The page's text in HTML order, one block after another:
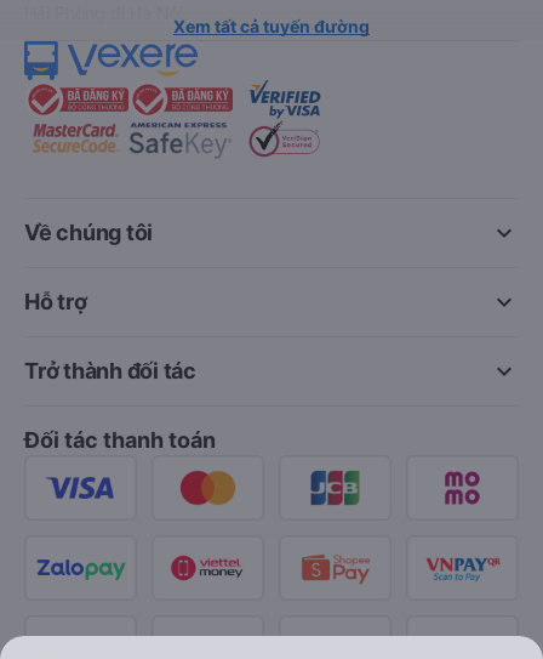
Xem tất cả tuyến đường
keyboard_arrow_down
Về chúng tôi
keyboard_arrow_down
Hỗ trợ
keyboard_arrow_down
Trở thành đối tác
Đối tác thanh toán